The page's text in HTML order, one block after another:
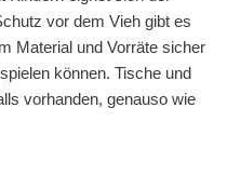
vor dem Vieh gibt es
Material und Vorräte sicher
können. Tische und
vorhanden, genauso wie